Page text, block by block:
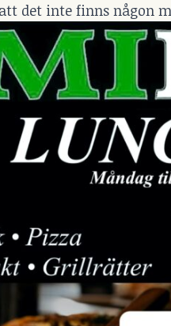
det inte finns någon